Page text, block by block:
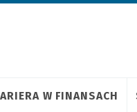
W FINANSACH